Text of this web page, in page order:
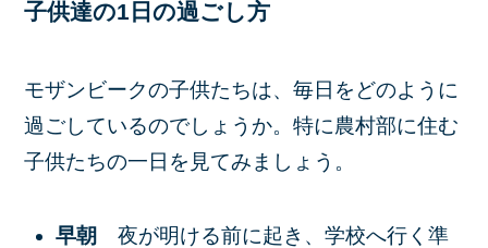
子供達の1日の過ごし方
モザンビークの子供たちは、毎日をどのように
過ごしているのでしょうか。特に農村部に住む
子供たちの一日を見てみましょう。
早朝 夜が明ける前に起き、学校へ行く準